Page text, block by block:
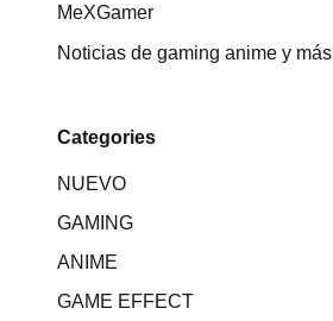
MeXGamer
Noticias de gaming anime y más
Categories
NUEVO
GAMING
ANIME
GAME EFFECT